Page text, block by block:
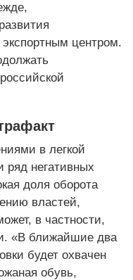
центром.
в легкой
ряд негативных
доля оборота
властей,
в частности,
«В ближайшие два
будет охвачен
обувь,